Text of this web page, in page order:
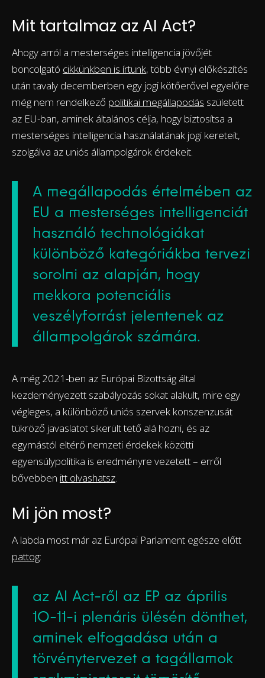
Mit tartalmaz az AI Act?
Ahogy arról a mesterséges intelligencia jövőjét
boncolgató cikkünkben is írtunk, több évnyi előkészítés
után tavaly decemberben egy jogi kötőerővel egyelőre
még nem rendelkező politikai megállapodás született
az EU-ban, aminek általános célja, hogy biztosítsa a
mesterséges intelligencia használatának jogi kereteit,
szolgálva az uniós állampolgárok érdekeit.
A megállapodás értelmében az
EU a mesterséges intelligenciát
használó technológiákat
különböző kategóriákba tervezi
sorolni az alapján, hogy
mekkora potenciális
veszélyforrást jelentenek az
állampolgárok számára.
A még 2021-ben az Európai Bizottság által
kezdeményezett szabályozás sokat alakult, mire egy
végleges, a különböző uniós szervek konszenzusát
tükröző javaslatot sikerült tető alá hozni, és az
egymástól eltérő nemzeti érdekek közötti
egyensúlypolitika is eredményre vezetett – erről
bővebben itt olvashatsz.
Mi jön most?
A labda most már az Európai Parlament egésze előtt
pattog:
az AI Act-ről az EP az április
10-11-i plenáris ülésén dönthet,
aminek elfogadása után a
törvénytervezet a tagállamok